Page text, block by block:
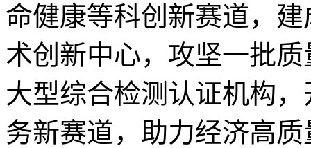
命健康等科创新赛道，
术创新中心，攻坚一批
大型综合检测认证机构
务新赛道，助力经济高